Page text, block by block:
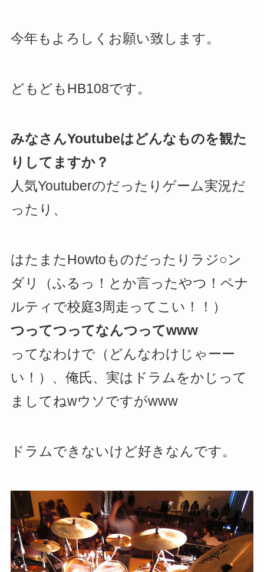
今年もよろしくお願い致します。
どもどもHB108です。
みなさんYoutubeはどんなものを観た
りしてますか？
人気Youtuberのだったりゲーム実況だ
ったり、
はたまたHowtoものだったりラジ○ン
ダリ（ふるっ！とか言ったやつ！ペナ
ルティで校庭3周走ってこい！！）
つってつってなんつってwww
ってなわけで（どんなわけじゃーー
い！）、俺氏、実はドラムをかじって
ましてねwウソですがwww
ドラムできないけど好きなんです。